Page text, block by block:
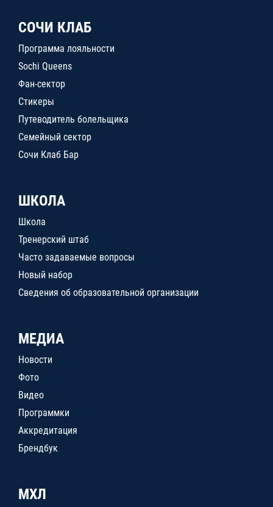
СОЧИ КЛАБ
Программа лояльности
Sochi Queens
Фан-сектор
Стикеры
Путеводитель болельщика
Семейный сектор
Сочи Клаб Бар
ШКОЛА
Школа
Тренерский штаб
Часто задаваемые вопросы
Новый набор
Сведения об образовательной организации
МЕДИА
Новости
Фото
Видео
Программки
Аккредитация
Брендбук
МХЛ